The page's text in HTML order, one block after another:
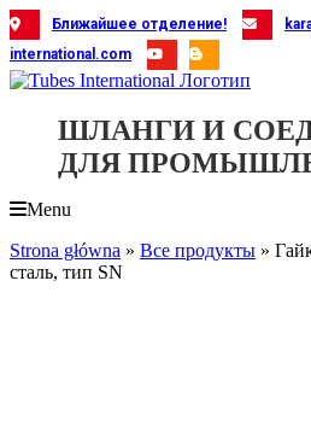
Skip
to
content
Ближайшее отделение!
international.com
ШЛАНГИ И
ДЛЯ
Menu
Strona główna » Все продукты »
сталь, тип SN